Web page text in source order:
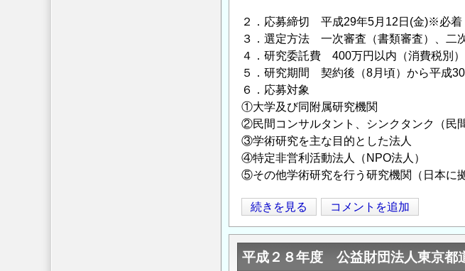
公
社
提
案
公
募
型
研
究
の
ご
案
内
の
２．応募締切 平成29年5月12日(金)※必着
３．選定方法 一次審査（書類審査）、二
４．研究委託費 400万円以内（消費税別）
５．研究期間 契約後（8月頃）から平成
６．応募対象
①大学及び同附属研究機関
②民間コンサルタント、シンクタンク（民
③学術研究を主な目的とした法人
④特定非営利活動法人（NPO法人）
⑤その他学術研究を行う研究機関（日本に
平
成
２
９
続きを見る コメントを追加
平成２８年度 公益財団法人東京都